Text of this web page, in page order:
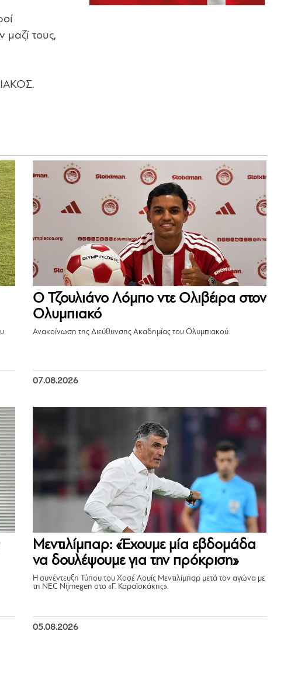
τους,
Ο Τζουλιάνο Λόμπο ντε Ολιβέιρα στον
Ολυμπιακό
Ανακοίνωση της Διεύθυνσης Ακαδημίας του Ολυμπιακού.
07.08.2026
Μεντιλίμπαρ: «Έχουμε μία εβδομάδα
να δουλέψουμε για την πρόκριση»
Η συνέντευξη Τύπου του Χοσέ Λουίς Μεντιλίμπαρ μετά τον αγώνα με
τη NEC Nijmegen στο «Γ. Καραϊσκάκης».
05.08.2026